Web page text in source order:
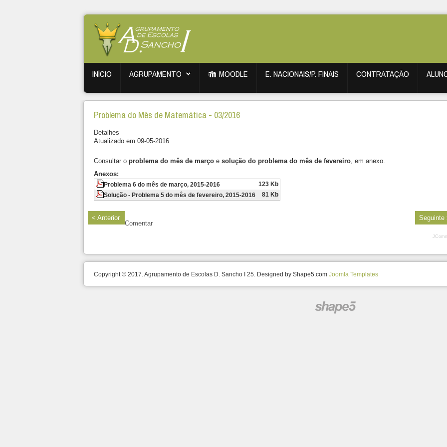
INÍCIO AGRUPAMENTO MOODLE E. NACIONAIS/P. FINAIS CONTRATAÇÃO
Problema do Mês de Matemática - 03/2016
Detalhes
Atualizado em 09-05-2016
Consultar o problema do mês de março e solução do problema do mês de fevereiro , em anexo.
Anexos:
Problema 6 do mês de março, 2015-2016
123 Kb
Solução - Problema 5 do mês de fevereiro, 2015-2016
81 Kb
< Anterior Seguinte
Comentar
Copyright © 2017. Agrupamento de Escolas D. Sancho I 25. Designed by Shape5.com Joomla Templates